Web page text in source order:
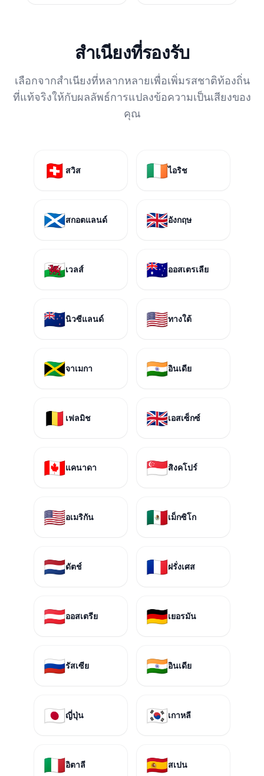
สำเนียงที่รองรับ
เลือกจากสำเนียงที่หลากหลายเพื่อเพิ่มรสชาติท้องถิ่น
ที่แท้จริงให้กับผลลัพธ์การแปลงข้อความเป็นเสียงของ
คุณ
🇨🇭 สวิส 🇮🇪ไอริช
🏴󠁧󠁢󠁳󠁣󠁴󠁿สกอตแลนด์ 🇬🇧อังกฤษ
🏴󠁧󠁢󠁷󠁬󠁳󠁿เวลส์ 🇦🇺ออสเตรเลีย
🇳🇿นิวซีแลนด์ 🇺🇸ทางใต้
🇯🇲จาเมกา 🇮🇳อินเดีย
🇧🇪 เฟลมิช 🇬🇧เอสเซ็กซ์
🇨🇦แคนาดา 🇸🇬สิงคโปร์
🇺🇸อเมริกัน 🇲🇽เม็กซิโก
🇳🇱ดัตช์ 🇫🇷ฝรั่งเศส
🇦🇹ออสเตรีย 🇩🇪เยอรมัน
🇷🇺รัสเซีย 🇮🇳อินเดีย
🇯🇵ญี่ปุ่น 🇰🇷เกาหลี
🇮🇹อิตาลี 🇪🇸สเปน